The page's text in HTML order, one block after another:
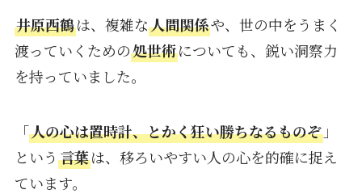
井原西鶴は、複雑な人間関係や、世の中をうまく
渡っていくための処世術についても、鋭い洞察力
を持っていました。
「人の心は置時計、とかく狂い勝ちなるものぞ」
という 言葉は、移ろいやすい人の心を的確に捉え
ています。